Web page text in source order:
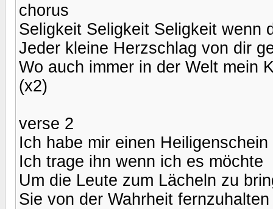
chorus
Seligkeit Seligkeit Seligkeit wenn
Jeder kleine Herzschlag von dir
Wo auch immer in der Welt mein
(x2)
verse 2
Ich habe mir einen
Ich trage ihn wenn ich es möchte
Um die Leute zum Lächeln zu
Sie von der Wahrheit fernzuhalten